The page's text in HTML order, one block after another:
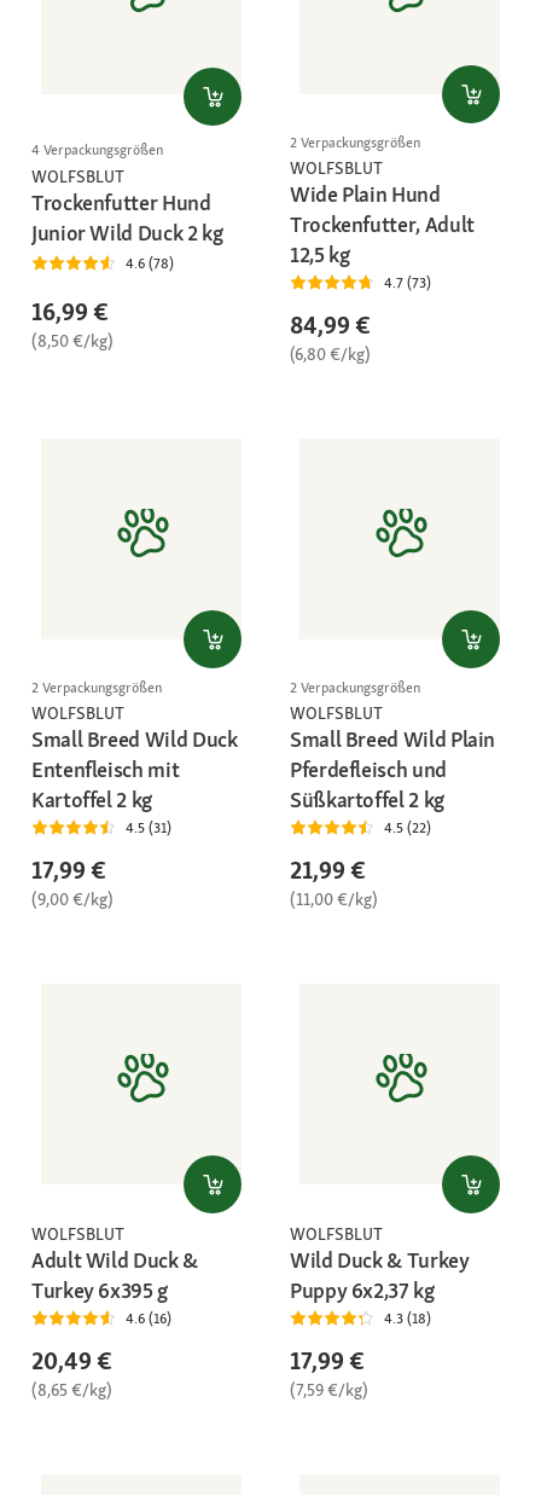
4 Verpackungsgrößen
WOLFSBLUT
Trockenfutter Hund
Junior Wild Duck 2 kg
4.6 (78)
16,99 €
(8,50 €/kg)
2 Verpackungsgrößen
WOLFSBLUT
Wide Plain Hund
Trockenfutter, Adult
12,5 kg
4.7 (73)
84,99 €
(6,80 €/kg)
2 Verpackungsgrößen
WOLFSBLUT
Small Breed Wild Duck
Entenfleisch mit
Kartoffel 2 kg
4.5 (31)
17,99 €
(9,00 €/kg)
2 Verpackungsgrößen
WOLFSBLUT
Small Breed Wild Plain
Pferdefleisch und
Süßkartoffel 2 kg
4.5 (22)
21,99 €
(11,00 €/kg)
WOLFSBLUT
Adult Wild Duck &
Turkey 6x395 g
4.6 (16)
20,49 €
(8,65 €/kg)
WOLFSBLUT
Wild Duck & Turkey
Puppy 6x2,37 kg
4.3 (18)
17,99 €
(7,59 €/kg)